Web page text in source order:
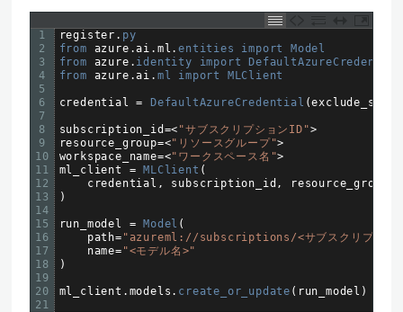
1
2
3
4
5
6
7
8
9
10
11
12
13
14
15
16
17
18
19
20
21
register . py
from azure .ai . ml .entities import Model
from azure . identity import DefaultAzureCredential
from azure .ai . ml import MLClient
credential = DefaultAzureCredential (
subscription_id =< "サブスクリプションID">
resource_group=<"リソースグループ">
workspace_name=<"ワークスペース名">
ml_client
= MLClient (
credential , subscription_id , resource_group
)
run_model = Model (
path= "azureml://subscriptions/<サブスクリプシ
name= "<モデル名>"
)
ml_client . models . create_or_update ( run_model )